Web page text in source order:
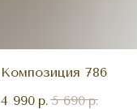
Композиция 786
4 990 р. 5 690 р.